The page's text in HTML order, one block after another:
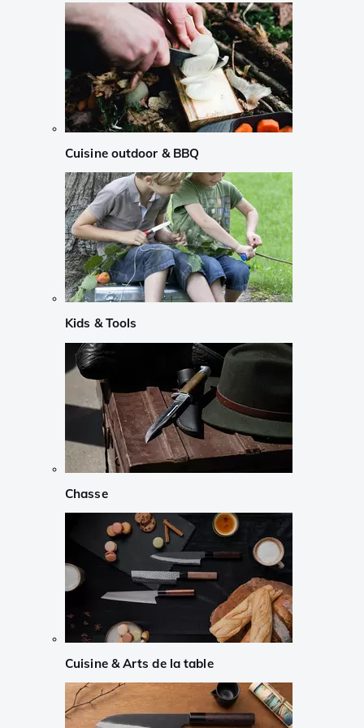
Cuisine outdoor & BBQ
Kids & Tools
Chasse
Cuisine & Arts de la table